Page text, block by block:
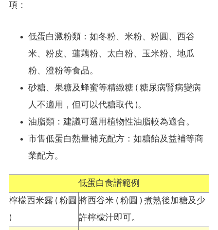
項：
低蛋白澱粉類：如冬粉、米粉、粉圓、西谷
米、粉皮、蓮藕粉、太白粉、玉米粉、地瓜
粉、澄粉等食品。
砂糖、果糖及蜂蜜等精緻糖 ( 糖尿病腎病變病
人不適用，但可以代糖取代 )。
油脂類：建議可選用植物性油脂較為適合。
市售低蛋白熱量補充配方：如糖飴及益補等商
業配方。
低蛋白食譜範例
檸檬西米露 ( 粉圓
)
將西谷米 ( 粉圓 ) 煮熟後加糖及少
許檸檬汁即可。